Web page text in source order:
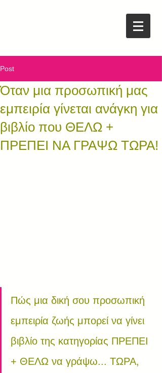
Post
Όταν μια προσωπική μας
εμπειρία γίνεται ανάγκη για
βιβλίο που ΘΕΛΩ +
ΠΡΕΠΕΙ ΝΑ ΓΡΑΨΩ ΤΩΡΑ!
Πώς μια δική σου προσωπική
εμπειρία ζωής μπορεί να γίνει
βιβλίο της κατηγορίας ΠΡΕΠΕΙ
+ ΘΕΛΩ να γράψω... ΤΩΡΑ,